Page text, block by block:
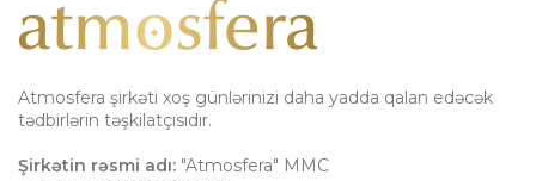
Atmosfera şirkəti xoş günlərinizi daha yadda qalan edəcək
tədbirlərin təşkilatçısıdır.
Şirkətin rəsmi adı: "Atmosfera" MMC